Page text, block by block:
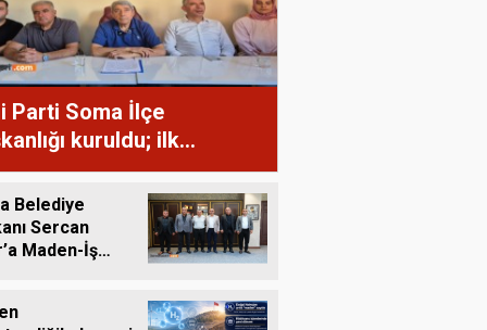
Parti Soma İlçe
kuruldu; ilk
gündemi İlksan
gözaltına alınması
Belediye
Sercan
Maden-İş